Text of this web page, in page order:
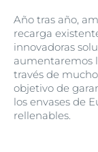
Año tras año,
recarga
innovadoras
aumentaremos
través de
objetivo de
los envases de
rellenables.